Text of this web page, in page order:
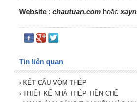
Website :chautuan.com hoặc
Tin liên quan
› KẾT CẤU VÒM THÉP
› THIẾT KẾ NHÀ THÉP TIỀN CHẾ